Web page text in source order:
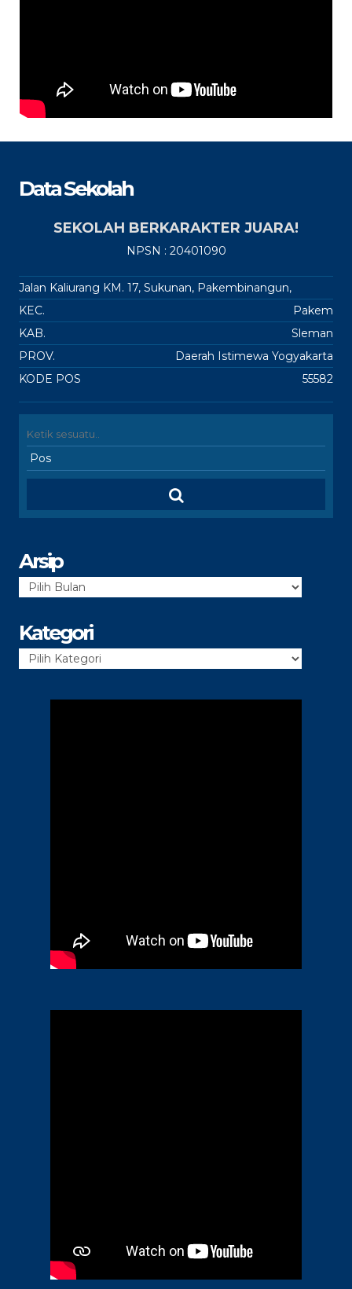
Data Sekolah
SEKOLAH BERKARAKTER JUARA!
NPSN : 20401090
Jalan Kaliurang KM. 17, Sukunan, Pakembinangun,
KEC.
Pakem
KAB.
Sleman
PROV.
Daerah Istimewa Yogyakarta
KODE POS
55582
Arsip
Arsip
Kategori
Kategori